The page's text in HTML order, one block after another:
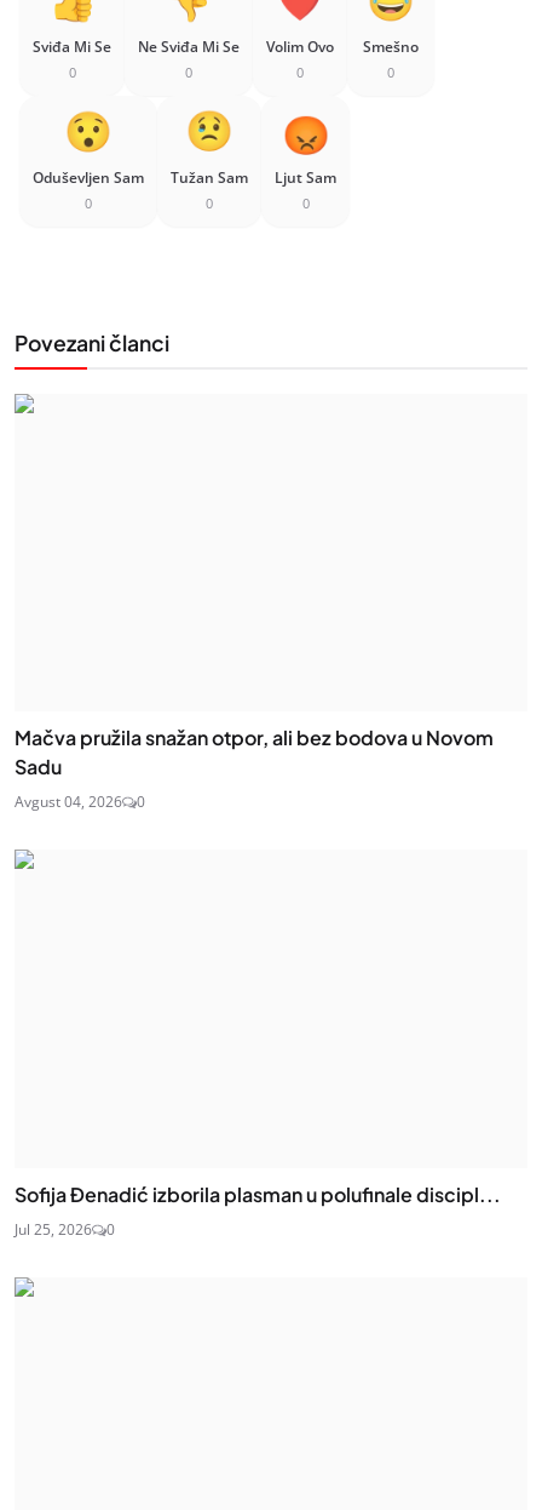
Sviđa Mi Se
0
Ne Sviđa Mi Se
0
Volim Ovo
0
Smešno
0
Oduševljen Sam
0
Tužan Sam
0
Ljut Sam
0
Povezani članci
Mačva pružila snažan otpor, ali bez bodova u Novom
Sadu
Avgust 04, 2026 0
Sofija Đenadić izborila plasman u polufinale discipl...
Jul 25, 2026 0